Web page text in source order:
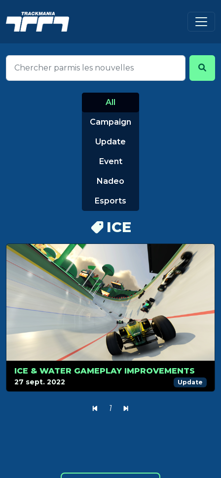
All
Campaign
Update
Event
Nadeo
Esports
ICE
ICE & WATER GAMEPLAY IMPROVEMENTS
27 sept. 2022 Update
1